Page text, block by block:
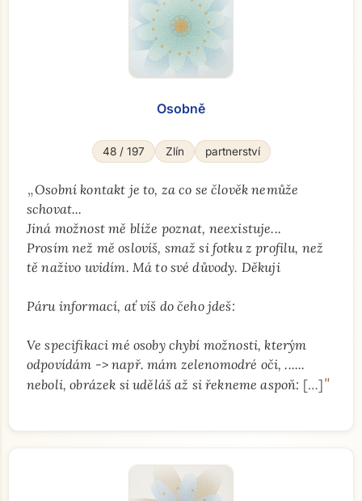
Osobně
48 / 197 Zlín partnerství
„Osobní kontakt je to, za co se člověk nemůže
schovat...
Jiná možnost mě blíže poznat, neexistuje...
Prosím než mě oslovíš, smaž si fotku z profilu, než
tě naživo uvidím. Má to své důvody. Děkuji
Páru informací, ať víš do čeho jdeš:
Ve specifikaci mé osoby chybí možnosti, kterým
odpovídám -> např. mám zelenomodré oči, ......
neboli, obrázek si uděláš až si řekneme aspoň: […]"